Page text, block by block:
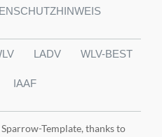
LADV WLV-BEST
IAAF
Template, thanks to